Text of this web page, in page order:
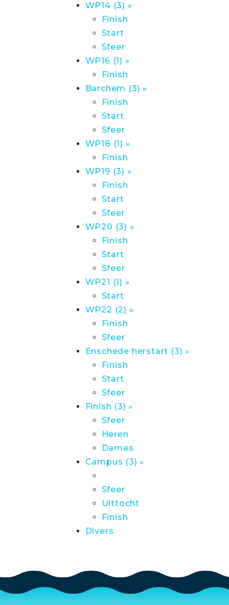
WP14 (3) »
Finish
Start
Sfeer
WP16 (1) »
Finish
Barchem (3) »
Finish
Start
Sfeer
WP18 (1) »
Finish
WP19 (3) »
Finish
Start
Sfeer
WP20 (3) »
Finish
Start
Sfeer
WP21 (1) »
Start
WP22 (2) »
Finish
Sfeer
Enschede herstart (3) »
Finish
Start
Sfeer
Finish (3) »
Sfeer
Heren
Dames
Campus (3) »
Sfeer
Uittocht
Finish
Divers